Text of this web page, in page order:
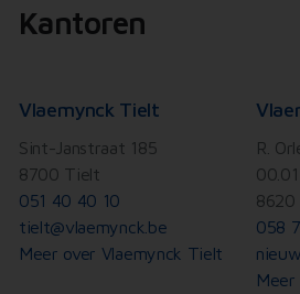
Kantoren
Vlaemynck Tielt
Sint-Janstraat 185
8700 Tielt
051 40 40 10
tielt@vlaemynck.be
Meer over Vlaemynck Tielt
R.
00.01
058
Meer